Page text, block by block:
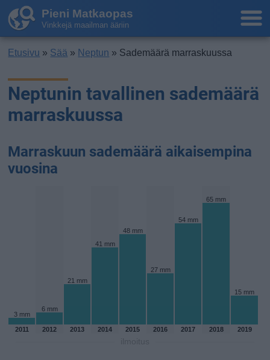
Pieni Matkaopas
Vinkkejä maailman ääriin
Etusivu » Sää » Neptun » Sademäärä marraskuussa
Neptunin tavallinen sademäärä
marraskuussa
Marraskuun sademäärä aikaisempina
vuosina
3 mm
6 mm
21 mm
41 mm
48 mm
27 mm
54 mm
65 mm
15 mm
2011 2012 2013 2014 2015 2016 2017 2018 2019